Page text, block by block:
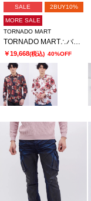
SALE 2BUY10%
MORE SALE
TORNADO MART
TORNADO MART∴バイブレーションフラワープリントシャツ
￥19,668(税込) 40%OFF